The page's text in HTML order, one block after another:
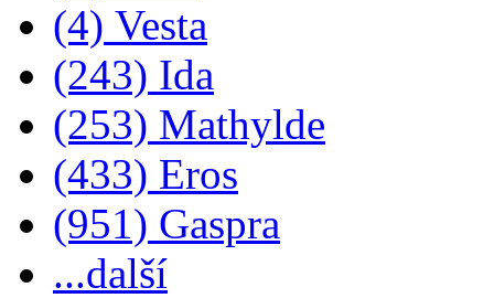
(4) Vesta
(243) Ida
(253) Mathylde
(433) Eros
(951) Gaspra
...další